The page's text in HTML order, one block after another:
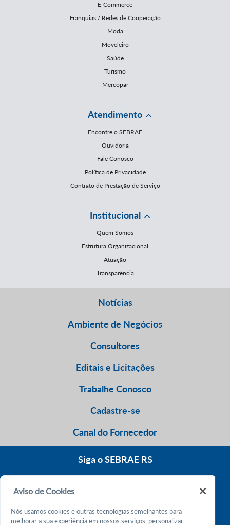
E-Commerce
Franquias / Redes de Cooperação
Moda
Moveleiro
Saúde
Turismo
Mercopar
Atendimento
Encontre o SEBRAE
Ouvidoria
Fale Conosco
Política de Privacidade
Contrato de Prestação de Serviço
Institucional
Quem Somos
Estrutura Organizacional
Atuação
Transparência
Notícias
Ambiente de Negócios
Consultores
Editais e Licitações
Trabalhe Conosco
Cadastre-se
Canal do Fornecedor
Siga o SEBRAE RS
Atendimento 24h
Aviso de Cookies
Nós usamos cookies e outras tecnologias semelhantes para
melhorar a sua experiência em nossos serviços, personalizar